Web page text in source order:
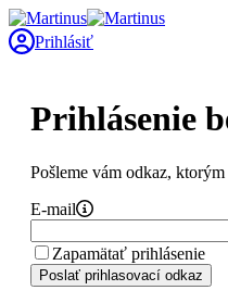
Prihlásiť
Prihlásenie
Pošleme vám odkaz, ktorým
E-mail
Zapamätať prihlásenie
Poslať prihlasovací odkaz